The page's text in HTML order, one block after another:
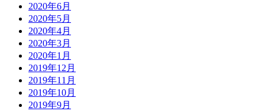
2020年6月
2020年5月
2020年4月
2020年3月
2020年1月
2019年12月
2019年11月
2019年10月
2019年9月